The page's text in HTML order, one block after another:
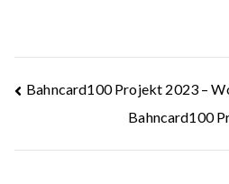
Post
navigation
Bahncard100 Projekt 2023 –
Bahncard100